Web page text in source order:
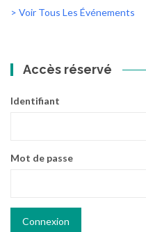
> Voir Tous Les Événements
Accès réservé
Identifiant
Mot de passe